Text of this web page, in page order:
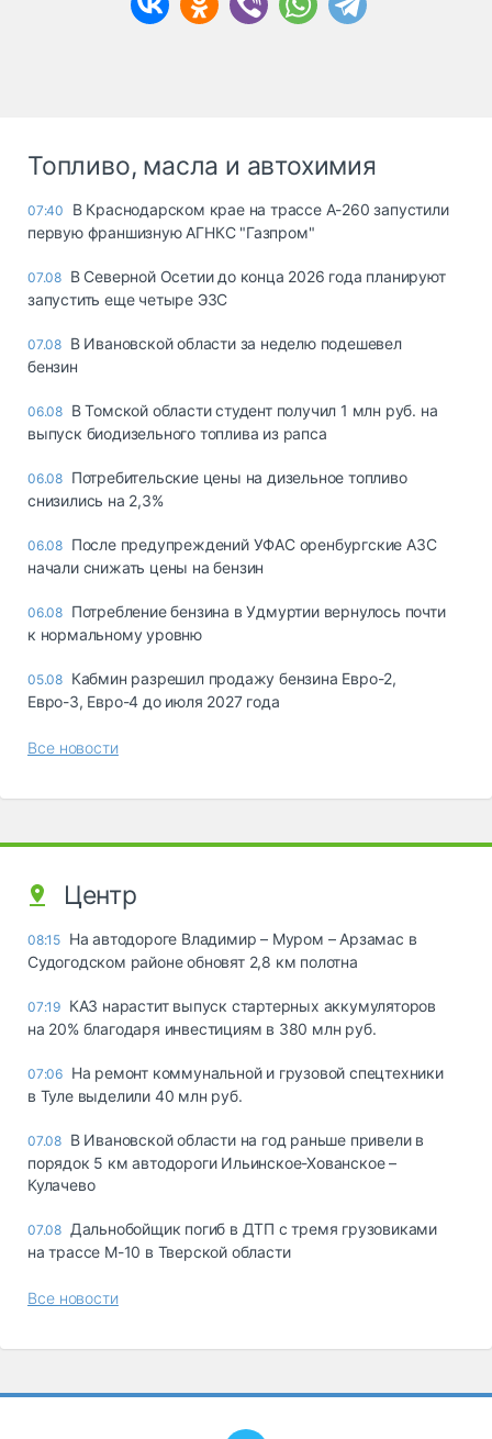
Топливо, масла и автохимия
07:40
В Краснодарском крае на трассе А-260 запустили
первую франшизную АГНКС "Газпром"
07.08 В Северной Осетии до конца 2026 года планируют
запустить еще четыре ЭЗС
07.08 В Ивановской области за неделю подешевел
бензин
06.08 В Томской области студент получил 1 млн руб. на
выпуск биодизельного топлива из рапса
06.08 Потребительские цены на дизельное топливо
снизились на 2,3%
06.08 После предупреждений УФАС оренбургские АЗС
начали снижать цены на бензин
06.08 Потребление бензина в Удмуртии вернулось почти
к нормальному уровню
05.08 Кабмин разрешил продажу бензина Евро-2,
Евро-3, Евро-4 до июля 2027 года
Все новости
Центр
08:15 На автодороге Владимир – Муром – Арзамас в
Судогодском районе обновят 2,8 км полотна
07:19 КАЗ нарастит выпуск стартерных аккумуляторов
на 20% благодаря инвестициям в 380 млн руб.
07:06 На ремонт коммунальной и грузовой спецтехники
в Туле выделили 40 млн руб.
07.08 В Ивановской области на год раньше привели в
порядок 5 км автодороги Ильинское-Хованское –
Кулачево
07.08 Дальнобойщик погиб в ДТП с тремя грузовиками
на трассе М-10 в Тверской области
Все новости